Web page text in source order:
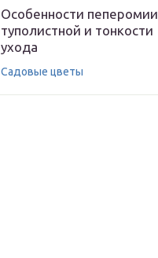
Особенности пеперомии
туполистной и тонкости
ухода
Садовые цветы